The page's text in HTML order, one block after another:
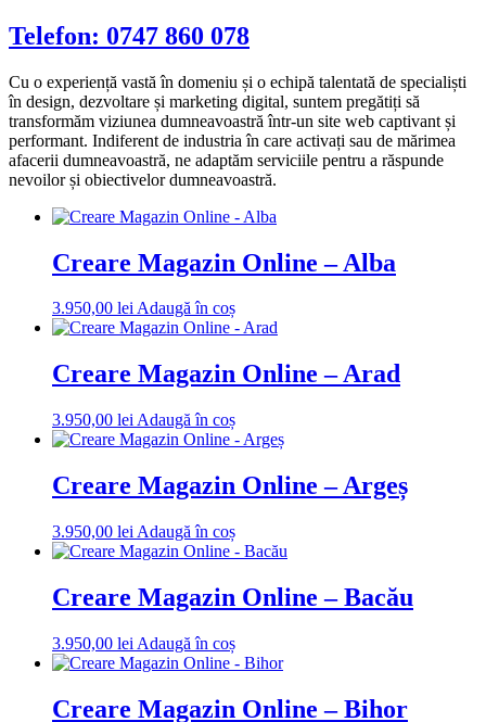
Telefon: 0747 860 078
Cu o experiență vastă în domeniu și o echipă talentată de specialiști
în design, dezvoltare și marketing digital, suntem pregătiți să
transformăm viziunea dumneavoastră într-un site web captivant și
performant. Indiferent de industria în care activați sau de mărimea
afacerii dumneavoastră, ne adaptăm serviciile pentru a răspunde
nevoilor și obiectivelor dumneavoastră.
Creare Magazin Online – Alba
3.950,00 leiAdaugă în coș
Creare Magazin Online – Arad
3.950,00 lei Adaugă în coș
Creare Magazin Online – Argeș
3.950,00 lei Adaugă în coș
Creare Magazin Online – Bacău
3.950,00 lei Adaugă în coș
Creare Magazin Online – Bihor